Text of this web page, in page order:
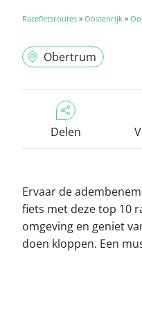
Racefietsroutes » Oostenrijk »
Obertrum
Delen
Ervaar de
fiets met deze top 10
omgeving en geniet
doen kloppen. Een